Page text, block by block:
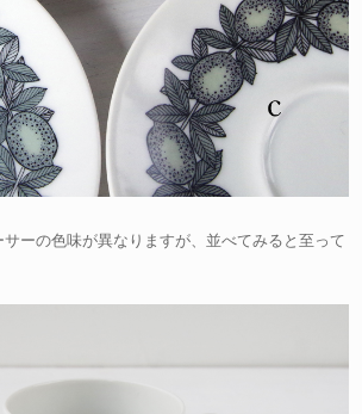
サーの色味が異なりますが、並べてみると至って